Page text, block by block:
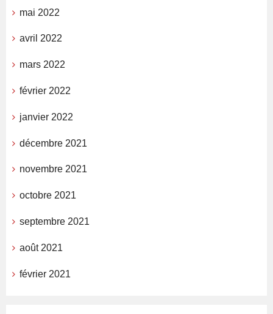
mai 2022
avril 2022
mars 2022
février 2022
janvier 2022
décembre 2021
novembre 2021
octobre 2021
septembre 2021
août 2021
février 2021